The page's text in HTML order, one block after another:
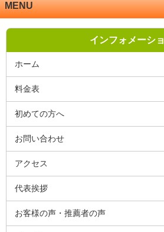
MENU
インフォメーシ
ホーム
料金表
初めての方へ
お問い合わせ
アクセス
代表挨拶
お客様の声・推薦者の声